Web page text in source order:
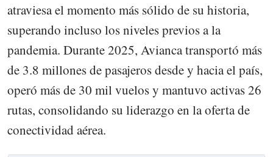
atraviesa el momento más sólido de su historia,
superando incluso los niveles previos a la
pandemia. Durante 2025, Avianca transportó más
de 3.8 millones de pasajeros desde y hacia el país,
operó más de 30 mil vuelos y mantuvo activas 26
rutas, consolidando su liderazgo en la oferta de
conectividad aérea.